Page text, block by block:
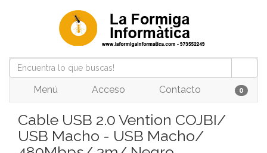
Menú Acceso Contacto 0
Cable USB 2.0 Vention COJBI/
USB Macho - USB Macho/